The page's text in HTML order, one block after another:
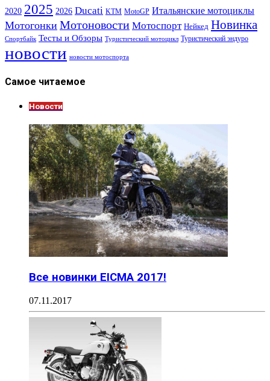
2020 2025 2026 Ducati KTM MotoGP Итальянские мотоциклы
Мотогонки Мотоновости Мотоспорт Нейкед Новинка
Спортбайк Тесты и Обзоры Туристический мотоцикл Туристический эндуро
новости новости мотоспорта
Самое читаемое
Новости
Все новинки EICMA 2017!
07.11.2017